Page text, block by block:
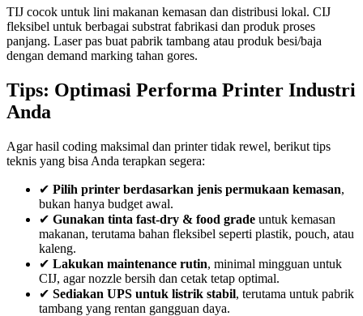
TIJ cocok untuk lini makanan kemasan dan distribusi lokal. CIJ
fleksibel untuk berbagai substrat fabrikasi dan produk proses
panjang. Laser pas buat pabrik tambang atau produk besi/baja
dengan demand marking tahan gores.
Tips: Optimasi Performa Printer Industri
Anda
Agar hasil coding maksimal dan printer tidak rewel, berikut tips
teknis yang bisa Anda terapkan segera:
✔ Pilih printer berdasarkan jenis permukaan kemasan,
bukan hanya budget awal.
✔ Gunakan tinta fast-dry & food grade untuk kemasan
makanan, terutama bahan fleksibel seperti plastik, pouch, atau
kaleng.
✔ Lakukan maintenance rutin, minimal mingguan untuk
CIJ, agar nozzle bersih dan cetak tetap optimal.
✔ Sediakan UPS untuk listrik stabil, terutama untuk pabrik
tambang yang rentan gangguan daya.